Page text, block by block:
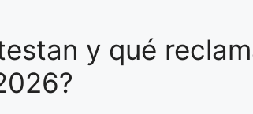
y qué